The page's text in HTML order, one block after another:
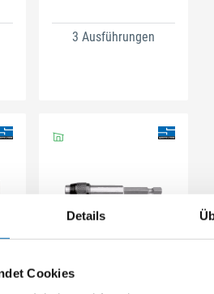
Details
Cookies
3 Ausführungen
Schnellwechsel-